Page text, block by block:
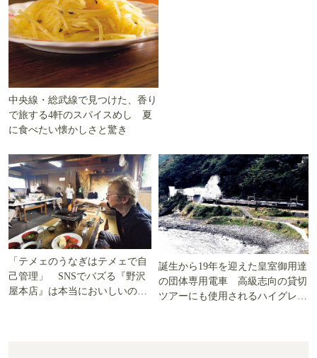
中央線・総武線で見つけた、香り
で旅する4軒のスパイスめし 夏
に食べたい懐かしさと驚き
「テメェのうなぎはテメェで自
己管理」 SNSでバズる『野沢
屋本店』は本当においしいの
誕生から19年を迎えた皇室御用達
の団体専用電車 高級志向の貸切
ツアーにも使用されるハイグレー